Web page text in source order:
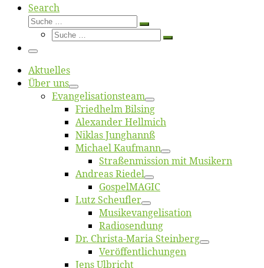
Search
Suche
Suche
Suche
Suche
Menü
Ak­tu­el­les
Über uns
Evangelisa­tions­team
Fried­helm Bilsing
Alex­an­der Hellmich
Ni­klas Junghannß
Mi­cha­el Kaufmann
Straßenmis­sion mit Musikern
An­dre­as Riedel
Gos­pel­MA­GIC
Lutz Scheuf­ler
Musikevan­ge­li­sa­tion
Ra­dio­sen­dung
Dr. Chris­­ta-Ma­ria Steinberg
Ver­öf­fent­li­chun­gen
Jens Ulb­richt